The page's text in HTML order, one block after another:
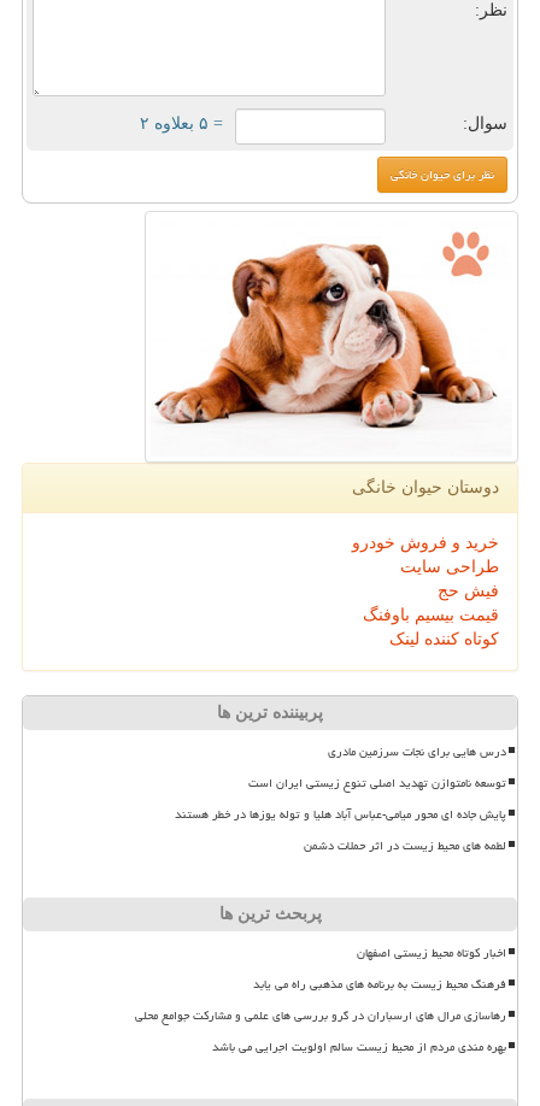
نظر:
سوال: = ۵ بعلاوه ۲
دوستان حیوان خانگی
خرید و فروش خودرو
طراحی سایت
فیش حج
قیمت بیسیم باوفنگ
کوتاه کننده لینک
پربیننده ترین ها
درس هایی برای نجات سرزمین مادری
توسعه نامتوازن تهدید اصلی تنوع زیستی ایران است
پایش جاده ای محور میامی-عباس آباد هلیا و توله یوزها در خطر هستند
لطمه های محیط زیست در اثر حملات دشمن
پربحث ترین ها
اخبار کوتاه محیط زیستی اصفهان
فرهنگ محیط زیست به برنامه های مذهبی راه می یابد
رهاسازی مرال های ارسباران در گرو بررسی های علمی و مشارکت جوامع محلی
بهره مندی مردم از محیط زیست سالم اولویت اجرایی می باشد